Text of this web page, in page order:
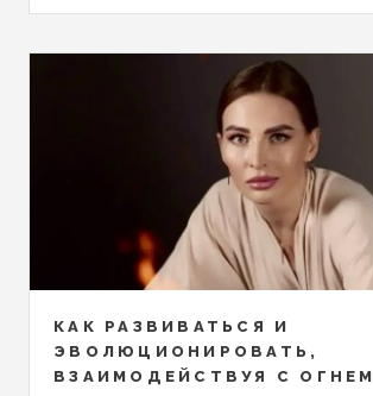
КАК РАЗВИВАТЬСЯ И
ЭВОЛЮЦИОНИРОВАТЬ,
ВЗАИМОДЕЙСТВУЯ С ОГНЕМ